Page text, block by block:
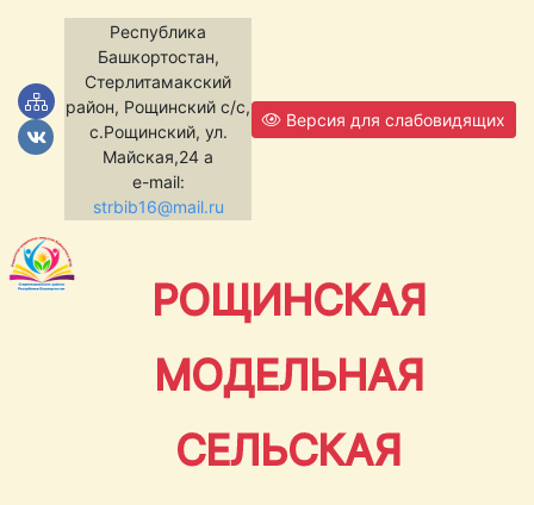
Республика
Башкортостан,
Стерлитамакский
район, Рощинский с/с,
с.Рощинский, ул.
Майская,24 а
e-mail:
strbib16@mail.ru
Версия для слабовидящих
РОЩИНСКАЯ
МОДЕЛЬНАЯ
СЕЛЬСКАЯ